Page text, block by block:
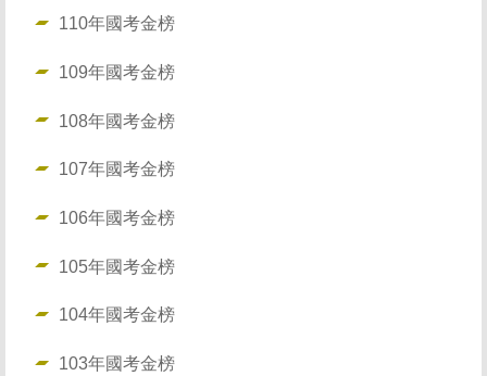
110年國考金榜
109年國考金榜
108年國考金榜
107年國考金榜
106年國考金榜
105年國考金榜
104年國考金榜
103年國考金榜